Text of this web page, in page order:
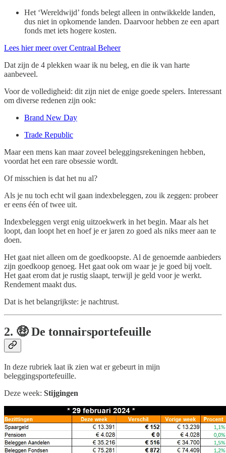
Het ‘Wereldwijd’ fonds belegt alleen in ontwikkelde landen,
dus niet in opkomende landen. Daarvoor hebben ze een apart
fonds met iets hogere kosten.
Lees hier meer over Centraal Beheer
Dat zijn de 4 plekken waar ik nu beleg, en die ik van harte
aanbeveel.
Voor de volledigheid: dit zijn niet de enige goede spelers. Interessant
om diverse redenen zijn ook:
Brand New Day
Trade Republic
Maar een mens kan maar zoveel beleggingsrekeningen hebben,
voordat het een rare obsessie wordt.
Of misschien is dat het nu al?
Als je nu toch echt wil gaan indexbeleggen, zou ik zeggen: probeer
er eens één of twee uit.
Indexbeleggen vergt enig uitzoekwerk in het begin. Maar als het
loopt, dan loopt het en hoef je er jaren zo goed als niks meer aan te
doen.
Het gaat niet alleen om de goedkoopste. Al de genoemde aanbieders
zijn goedkoop genoeg. Het gaat ook om waar je je goed bij voelt.
Het gaat erom dat je rustig slaapt, terwijl je geld voor je werkt.
Rendement maakt dus.
Dat is het belangrijkste: je nachtrust.
2. 🤑 De tonnairsportefeuille
In deze rubriek laat ik zien wat er gebeurt in mijn
beleggingsportefeuille.
Deze week: Stijgingen